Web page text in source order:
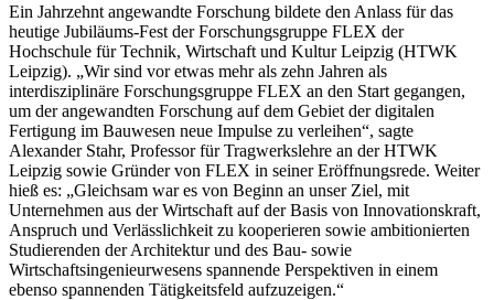
Ein Jahrzehnt angewandte Forschung bildete den Anlass für das
heutige Jubiläums-Fest der Forschungsgruppe FLEX der
Hochschule für Technik, Wirtschaft und Kultur Leipzig (HTWK
Leipzig). „Wir sind vor etwas mehr als zehn Jahren als
interdisziplinäre Forschungsgruppe FLEX an den Start gegangen,
um der angewandten Forschung auf dem Gebiet der digitalen
Fertigung im Bauwesen neue Impulse zu verleihen“, sagte
Alexander Stahr, Professor für Tragwerkslehre an der HTWK
Leipzig sowie Gründer von FLEX in seiner Eröffnungsrede. Weiter
hieß es: „Gleichsam war es von Beginn an unser Ziel, mit
Unternehmen aus der Wirtschaft auf der Basis von Innovationskraft,
Anspruch und Verlässlichkeit zu kooperieren sowie ambitionierten
Studierenden der Architektur und des Bau- sowie
Wirtschaftsingenieurwesens spannende Perspektiven in einem
ebenso spannenden Tätigkeitsfeld aufzuzeigen.“